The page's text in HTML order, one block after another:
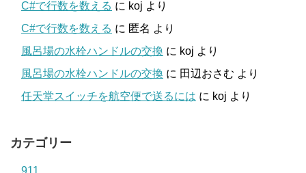
C#で行数を数える に koj より
C#で行数を数える に 匿名 より
風呂場の水栓ハンドルの交換 に koj より
風呂場の水栓ハンドルの交換 に 田辺おさむ より
任天堂スイッチを航空便で送るには に koj より
カテゴリー
911